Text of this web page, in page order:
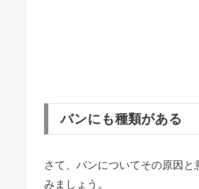
バンにも種類がある
さて、バンについてその原因
みましょう。